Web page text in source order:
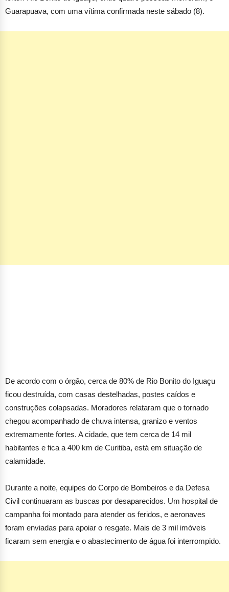
ficou destruída, com casas destelhadas, postes caídos e
construções colapsadas. Moradores relataram que o tornado
chegou acompanhado de chuva intensa, granizo e ventos
extremamente fortes. A cidade, que tem cerca de 14 mil
habitantes e fica a 400 km de Curitiba, está em situação de
calamidade.
Civil continuaram as buscas por desaparecidos. Um hospital de
campanha foi montado para atender os feridos, e aeronaves
foram enviadas para apoiar o resgate. Mais de 3 mil imóveis
ficaram sem energia e o abastecimento de água foi interrompido.